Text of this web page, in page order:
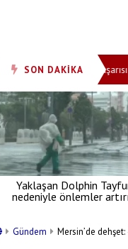
SON DAKİKA
Mossad'ın planı başarısız
Yaklaşan Dolphin
nedeniyle önlemler
Gündem Mersin’de